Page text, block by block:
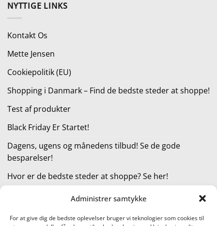
Administrer samtykke
For at give dig de bedste oplevelser bruger vi teknologier som cookies til
NYTTIGE LINKS
Kontakt Os
Mette Jensen
Cookiepolitik (EU)
Shopping i Danmark – Find de bedste steder at shoppe!
Test af produkter
Black Friday Er Startet!
Dagens, ugens og månedens tilbud! Se de gode
besparelser!
Hvor er de bedste steder at shoppe? Se her!